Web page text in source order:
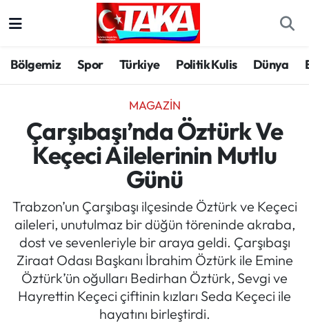
Bölgemiz Spor Türkiye Politik Kulis Dünya
MAGAZIN
Çarşıbaşı’nda Öztürk Ve
Keçeci Ailelerinin Mutlu
Günü
Trabzon’un Çarşıbaşı ilçesinde Öztürk ve Keçeci
aileleri, unutulmaz bir düğün töreninde akraba,
dost ve sevenleriyle bir araya geldi. Çarşıbaşı
Ziraat Odası Başkanı İbrahim Öztürk ile Emine
Öztürk’ün oğulları Bedirhan Öztürk, Sevgi ve
Hayrettin Keçeci çiftinin kızları Seda Keçeci ile
hayatını birleştirdi.
Spor
Türkiye
Kültür/Sanat
Politik Kulis
Dünya
Magazin
Trabzon Hava Durumu
Trabzon Trafik Yoğunluk Haritası
Süper Lig Puan Durumu ve Fikstür
Son Dakika Haberleri
Haber Arşivi